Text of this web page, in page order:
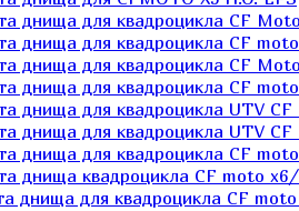
днища для квадроцикла CF
днища для квадроцикла CF
днища для квадроцикла CF
днища для квадроцикла CF
днища для квадроцикла UTV
днища для квадроцикла UTV
днища для квадроцикла СF
днища квадроцикла СF moto
днища для квадроцикла CF